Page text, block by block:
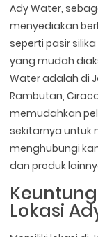
Ady Water,
menyediakan
seperti pasir
yang mudah
Water adalah di
Rambutan,
memudahkan
sekitarnya untuk
menghubungi
dan produk
Lokasi